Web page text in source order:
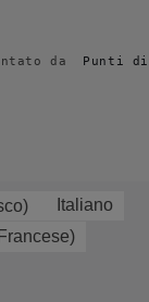
da
Punti
)
Italiano
)